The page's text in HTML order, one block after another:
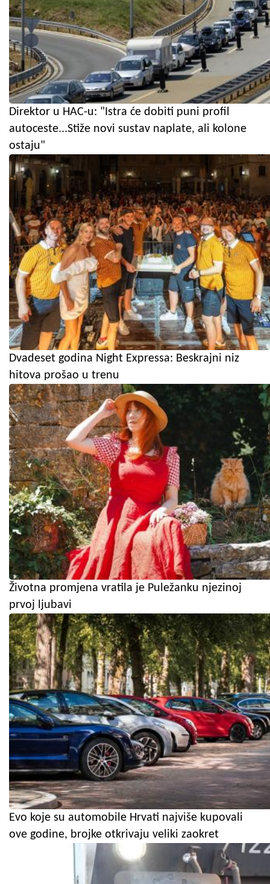
Direktor u HAC-u: "Istra će dobiti puni profil
autoceste...Stiže novi sustav naplate, ali kolone
ostaju"
Dvadeset godina Night Expressa: Beskrajni niz
hitova prošao u trenu
Životna promjena vratila je Puležanku njezinoj
prvoj ljubavi
Evo koje su automobile Hrvati najviše kupovali
ove godine, brojke otkrivaju veliki zaokret